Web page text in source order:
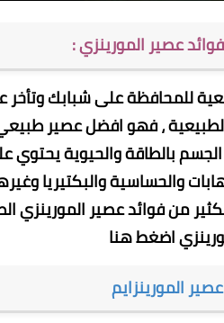
عصير المورينزي :
للمحافظة على شبابك وتأخر
، فهو افضل عصير
بالطاقة والحيوية
والحساسية والبكتيريا
من فوائد عصير
اضغط هنا
عصير المورينزايم